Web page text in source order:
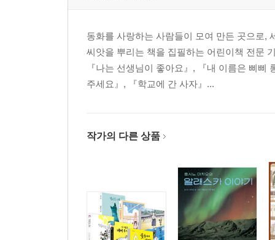
동화를 사랑하는 사람들이 모여 만든 곳으로,
씨앗을 뿌리는 책을 집필하는 어린이책 전문
『나는 선생님이 좋아요』, 『내 이름은 삐
주세요』, 『학교에 간 사자』...
작가의 다른 상품